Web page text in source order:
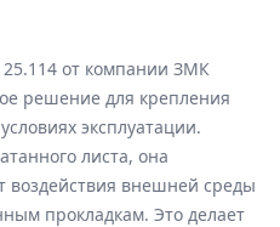
от компании ЗМК
решение для крепления
эксплуатации.
листа, она
воздействия внешней среды
прокладкам. Это делает